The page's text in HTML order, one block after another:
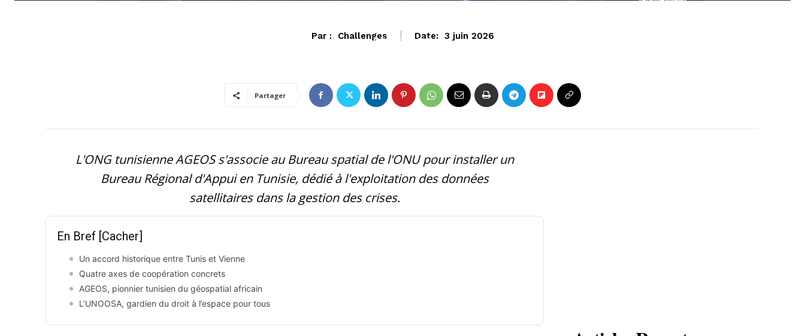
Par : Challenges Date: 3 juin 2026
ECONOMIE
Partager
L'ONG tunisienne AGEOS s'associe au Bureau spatial de l'ONU pour installer un
Bureau Régional d'Appui en Tunisie, dédié à l'exploitation des données
satellitaires dans la gestion des crises.
En Bref [Cacher]
Un accord historique entre Tunis et Vienne
Quatre axes de coopération concrets
AGEOS, pionnier tunisien du géospatial africain
L’UNOOSA, gardien du droit à l’espace pour tous